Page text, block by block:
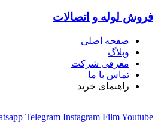
فروش لوله و اتصالات
صفحه اصلی
وبلاگ
معرفی شرکت
تماس با ما
راهنمای خرید
Telegram Instagram FilmYoutube